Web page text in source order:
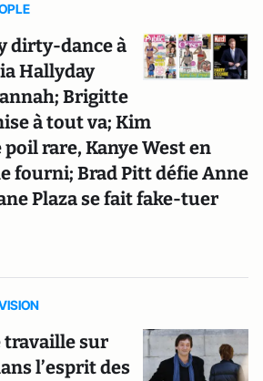
dirty-dance à
Hallyday
Brigitte
à tout va; Kim
rare, Kanye West en
fourni; Brad Pitt défie Anne
Plaza se fait fake-tuer
travaille sur
l’esprit des